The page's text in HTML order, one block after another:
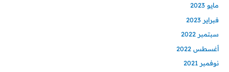
مايو 2023
فبراير 2023
سبتمبر 2022
أغسطس 2022
نوفمبر 2021